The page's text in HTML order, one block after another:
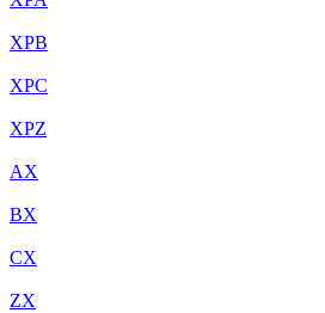
XPB
XPC
XPZ
AX
BX
CX
ZX